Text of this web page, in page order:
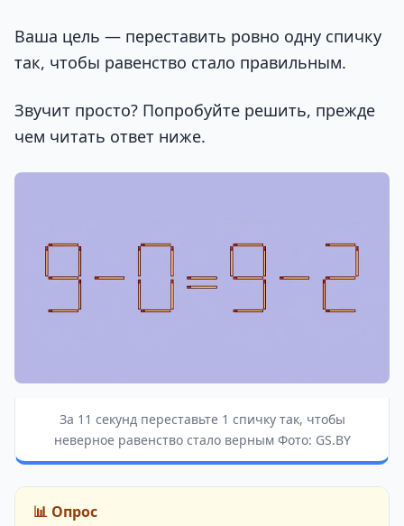
Ваша цель — переставить ровно одну спичку
так, чтобы равенство стало правильным.
Звучит просто? Попробуйте решить, прежде
чем читать ответ ниже.
За 11 секунд переставьте 1 спичку так, чтобы
неверное равенство стало верным Фото: GS.BY
📊 Опрос